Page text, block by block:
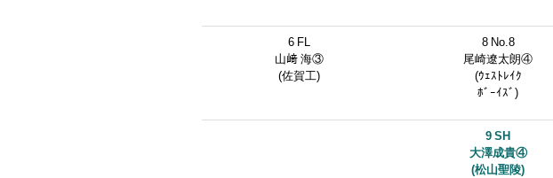
6 FL
山﨑 海③
(佐賀工)
8 No.8
尾崎遼太朗④
(ｳｪｽﾄﾚｲｸ
ﾎﾞｰｲｽﾞ)
9 SH
大澤成貴④
(松山聖陵)